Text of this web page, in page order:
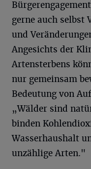
gerne auch selbst
und
Angesichts der
Artensterbens
nur gemeinsam
Bedeutung von
„Wälder sind
binden
Wasserhaushalt
unzählige Arten."